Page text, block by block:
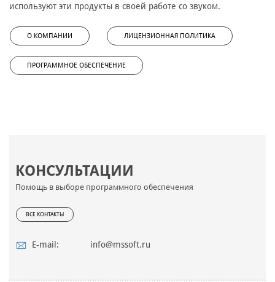
КОНСУЛЬТАЦИИ
Помощь в выборе программного обеспечения
ВСЕ КОНТАКТЫ
E-mail: info@mssoft.ru
используют эти продукты в своей работе со звуком.
О КОМПАНИИ ЛИЦЕНЗИОННАЯ ПОЛИТИКА
ПРОГРАММНОЕ ОБЕСПЕЧЕНИЕ